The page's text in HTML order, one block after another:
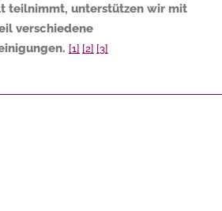
teilnimmt, unterstützen wir mit
verschiedene
[1] [2] [3]